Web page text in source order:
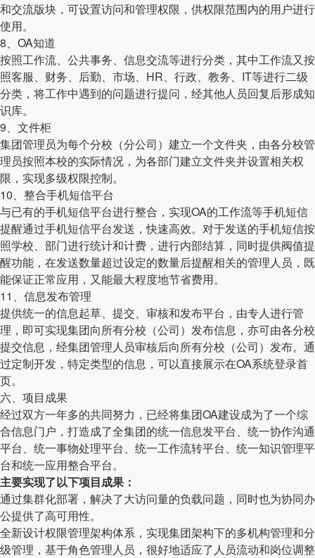
和交流版块，可设置访问和管理权限，供权限范围内的用户进行
使用。
8、OA知道
按照工作流、公共事务、信息交流等进行分类，其中工作流又按
照客服、财务、后勤、市场、HR、行政、教务、IT等进行二级
分类，将工作中遇到的问题进行提问，经其他人员回复后形成知
识库。
9、文件柜
集团管理员为每个分校（分公司）建立一个文件夹，由各分校管
理员按照本校的实际情况，为各部门建立文件夹并设置相关权
限，实现多级权限控制。
10、整合手机短信平台
与已有的手机短信平台进行整合，实现OA的工作流等手机短信
提醒通过手机短信平台发送，快速高效。对于发送的手机短信按
照学校、部门进行统计和计费，进行内部结算，同时提供阀值提
醒功能，在发送数量超过设定的数量后提醒相关的管理人员，既
能保证正常应用，又能最大程度地节省费用。
11、信息发布管理
提供统一的信息起草、提交、审核和发布平台，由专人进行管
理，即可实现集团向所有分校（公司）发布信息，亦可由各分校
提交信息，经集团管理人员审核后向所有分校（公司）发布。通
过定制开发，特定类型的信息，可以直接展示在OA系统登录首
页。
六、项目成果
经过双方一年多的共同努力，已经将集团OA建设成为了一个综
合信息门户，打造成了全集团的统一信息发平台、统一协作沟通
平台、统一事物处理平台、统一工作流转平台、统一知识管理平
台和统一应用整合平台。
主要实现了以下项目成果：
通过集群化部署，解决了大访问量的负载问题，同时也为协同办
公提供了高可用性。
全新设计权限管理架构体系，实现集团架构下的多机构管理和分
级管理，基于角色管理人员，很好地适应了人员流动和岗位调整